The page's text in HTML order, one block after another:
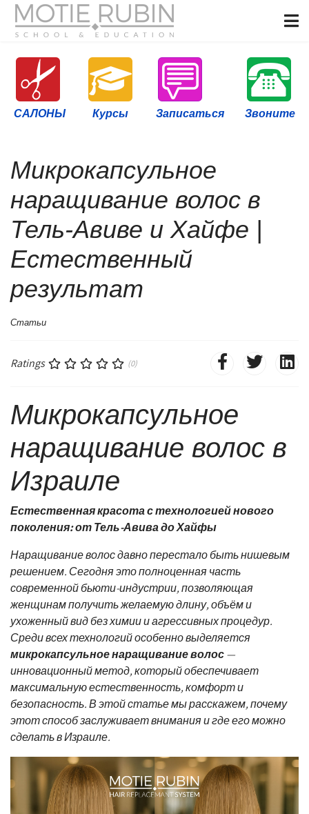
САЛОНЫ Курсы Записаться Звоните
Микрокапсульное
наращивание волос в
Тель-Авиве и Хайфе |
Естественный
результат
Статьи
Ratings (0)
Микрокапсульное
наращивание волос в
Израиле
Естественная красота с технологией нового
поколения: от Тель-Авива до Хайфы
Наращивание волос давно перестало быть нишевым
решением. Сегодня это полноценная часть
современной бьюти-индустрии, позволяющая
женщинам получить желаемую длину, объём и
ухоженный вид без химии и агрессивных процедур.
Среди всех технологий особенно выделяется
микрокапсульное наращивание волос—
инновационный метод, который обеспечивает
максимальную естественность, комфорт и
безопасность. В этой статье мы расскажем, почему
этот способ заслуживает внимания и где его можно
сделать в Израиле.